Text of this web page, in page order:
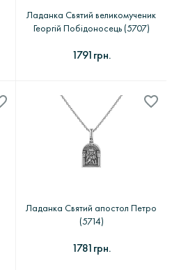
Ладанка Святий великомученик
Георгій Побідоносець (5707)
1791грн.
Ладанка Святий апостол Петро
(5714)
1781грн.